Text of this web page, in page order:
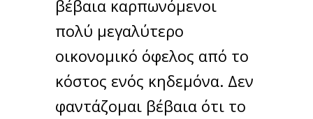
βέβαια καρπωνόμενοι
πολύ μεγαλύτερο
οικονομικό όφελος από το
κόστος ενός κηδεμόνα. Δεν
φαντάζομαι βέβαια ότι το